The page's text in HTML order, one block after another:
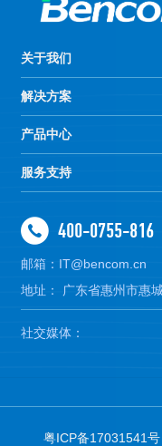
关于我们
解决方案
产品中心
服务支持
400-0755-816
邮箱：IT@bencom.cn
地址： 广东省惠州市惠
社交媒体：
粤ICP备17031541号